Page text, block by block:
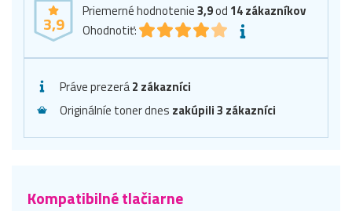
3,9
Priemerné hodnotenie3,9od 14zákazníkov
Ohodnotiť:
Práve prezerá2 zákazníci
Originálníe toner dnes zakúpili 3 zákazníci
Kompatibilné tlačiarne